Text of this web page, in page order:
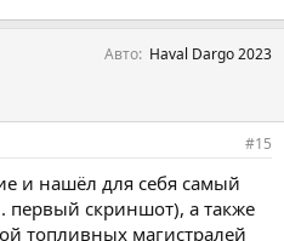
Авто Haval Dargo 2023
#15
и нашёл для себя самый
первый скриншот), а также
топливных магистралей